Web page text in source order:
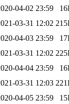
04-02 23:59
03-31 12:02
04-03 23:59
03-31 12:02
04-04 23:59
03-31 12:03
04-05 23:59